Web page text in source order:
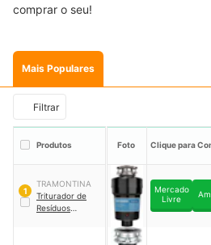
comprar o seu!
Mais Populares
Filtrar
Produtos Foto Clique para
1
TRAMONTINA
Triturador de
Resíduos
Mercado
Livre